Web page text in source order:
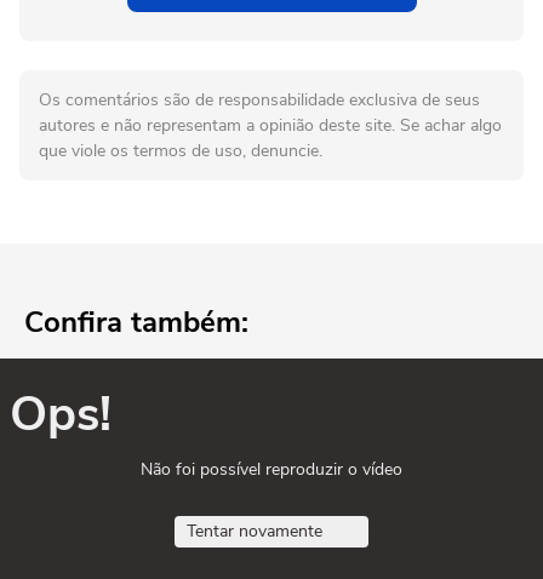
Os comentários são de responsabilidade exclusiva de seus
autores e não representam a opinião deste site. Se achar algo
que viole os termos de uso, denuncie.
Confira também:
Ops!
Não foi possível reproduzir o vídeo
Tentar novamente